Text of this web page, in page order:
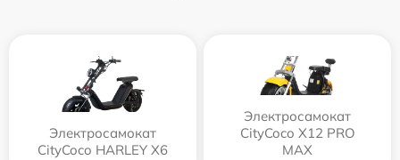
Электросамокат
CityCoco HARLEY X6
Электросамокат
CityCoco X12 PRO
MAX